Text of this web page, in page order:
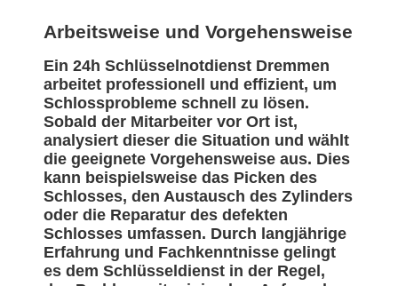
Arbeitsweise und Vorgehensweise
Ein 24h Schlüsselnotdienst Dremmen
arbeitet professionell und effizient, um
Schlossprobleme schnell zu lösen.
Sobald der Mitarbeiter vor Ort ist,
analysiert dieser die Situation und wählt
die geeignete Vorgehensweise aus. Dies
kann beispielsweise das Picken des
Schlosses, den Austausch des Zylinders
oder die Reparatur des defekten
Schlosses umfassen. Durch langjährige
Erfahrung und Fachkenntnisse gelingt
es dem Schlüsseldienst in der Regel,